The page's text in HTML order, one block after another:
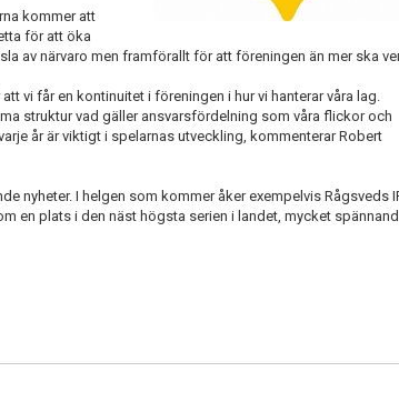
kommer att
för att öka
av närvaro men framförallt för att föreningen än mer ska
vi får en kontinuitet i föreningen i hur vi hanterar våra lag.
struktur vad gäller ansvarsfördelning som våra flickor och
år är viktigt i spelarnas utveckling, kommenterar Robert
nyheter. I helgen som kommer åker exempelvis Rågsveds
en plats i den näst högsta serien i landet, mycket